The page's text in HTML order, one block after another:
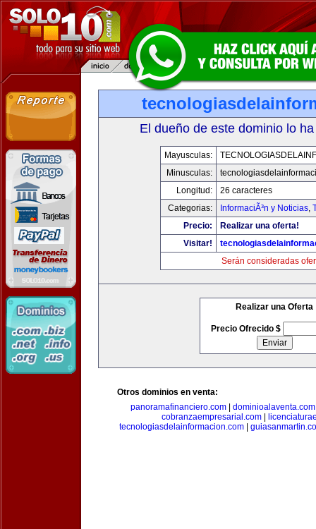
El dueño de este dominio lo
Mayusculas:
Minusculas:
Longitud:
26 caracteres
Categorias:
InformaciÃ³n y Noticias,
Precio:
Realizar una oferta!
Visitar!
Serán consideradas
Realizar una Oferta
Precio Ofrecido $
Otros dominios en venta:
panoramafinanciero.com
dominioalaventa.com
cobranzaempresarial.com
tecnologiasdelainformacion.com|